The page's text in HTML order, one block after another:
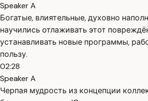
Speaker A
Богатые, влиятельные, духовно
научились отлаживать этот
устанавливать новые программы,
пользу.
02:28
Speaker A
Черпая мудрость из концепции